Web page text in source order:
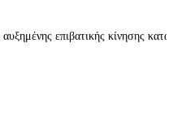
επιβατικής κίνησης κατά